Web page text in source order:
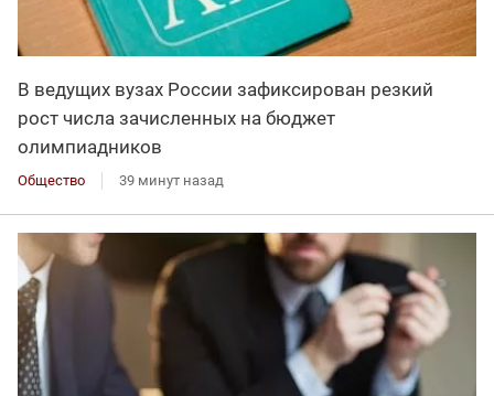
В ведущих вузах России зафиксирован резкий
рост числа зачисленных на бюджет
олимпиадников
Общество 39 минут назад